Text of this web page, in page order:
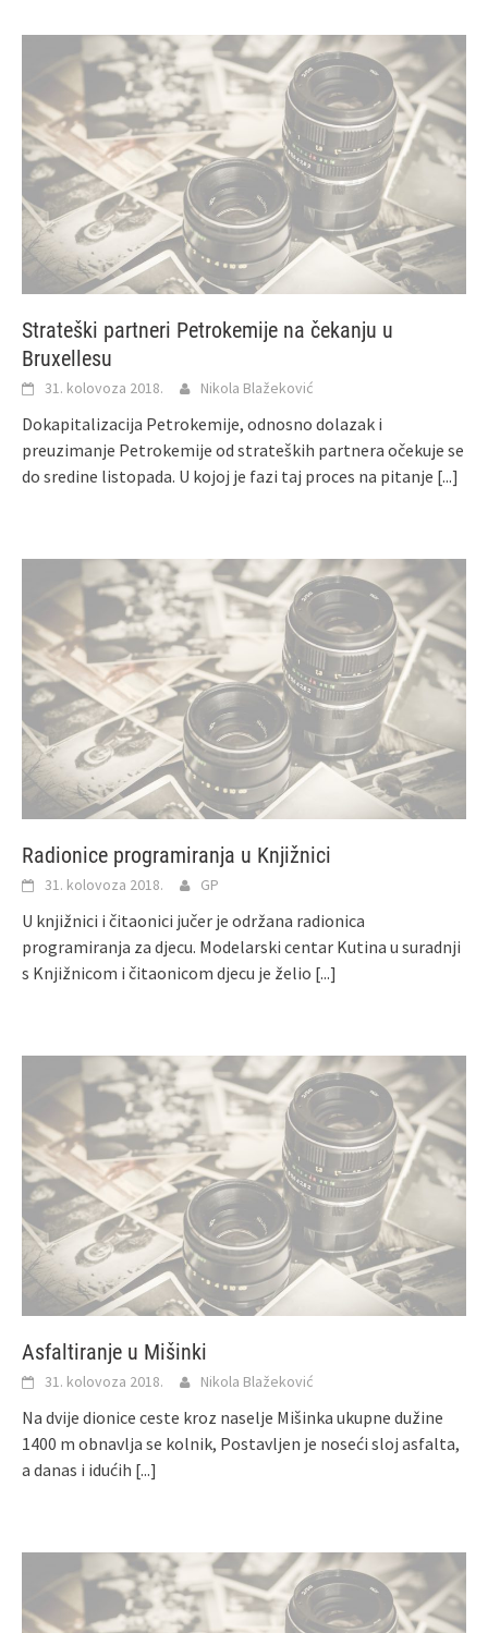
Strateški partneri Petrokemije na čekanju u
Bruxellesu
31. kolovoza 2018. Nikola Blažeković
Dokapitalizacija Petrokemije, odnosno dolazak i
preuzimanje Petrokemije od strateških partnera očekuje se
do sredine listopada. U kojoj je fazi taj proces na pitanje [...]
Radionice programiranja u Knjižnici
31. kolovoza 2018. GP
U knjižnici i čitaonici jučer je održana radionica
programiranja za djecu. Modelarski centar Kutina u suradnji
s Knjižnicom i čitaonicom djecu je želio [...]
Asfaltiranje u Mišinki
31. kolovoza 2018. Nikola Blažeković
Na dvije dionice ceste kroz naselje Mišinka ukupne dužine
1400 m obnavlja se kolnik, Postavljen je noseći sloj asfalta,
a danas i idućih [...]